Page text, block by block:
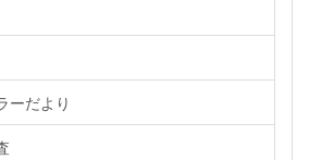
ーだより